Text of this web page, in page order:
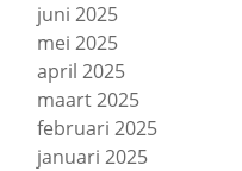
juni 2025
mei 2025
april 2025
maart 2025
februari 2025
januari 2025